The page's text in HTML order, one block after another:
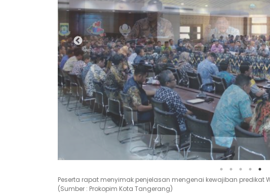
Wali kota menegaskan pentingnya kesiapsiagaan daerah
Prokopim Kota Tangerang)